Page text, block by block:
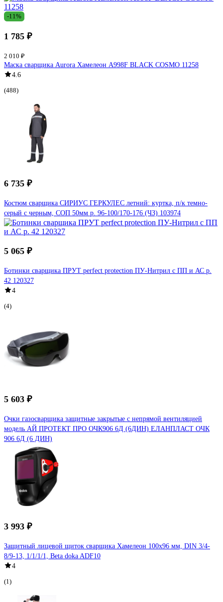
-11%
1 785 ₽
2 010 ₽
Маска сварщика Aurora Хамелеон A998F BLACK COSMO 11258
4.6
(488)
6 735 ₽
Костюм сварщика СИРИУС ГЕРКУЛЕС летний: куртка, п/к темно-
серый с черным, СОП 50мм р. 96-100/170-176 (ЧЗ) 103974
5 065 ₽
Ботинки сварщика ПРУТ perfect protection ПУ-Нитрил с ПП и АС р.
42 120327
4
(4)
5 603 ₽
Очки газосварщика защитные закрытые с непрямой вентиляцией
модель АЙ ПРОТЕКТ ПРО ОЧК906 6Д (6ДИН) ЕЛАНПЛАСТ ОЧК
906 6Д (6 ДИН)
3 993 ₽
Защитный лицевой щиток сварщика Хамелеон 100х96 мм, DIN 3/4-
8/9-13, 1/1/1/1, Beta doka ADF10
4
(1)